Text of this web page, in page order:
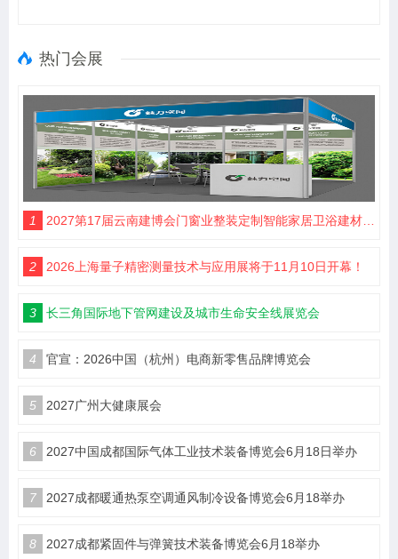
热门会展
1 2027第17届云南建博会门窗业整装定制智能家居卫浴建材展会
2 2026上海量子精密测量技术与应用展将于11月10日开幕！
3 长三角国际地下管网建设及城市生命安全线展览会
4 官宣：2026中国（杭州）电商新零售品牌博览会
5 2027广州大健康展会
6 2027中国成都国际气体工业技术装备博览会6月18日举办
7 2027成都暖通热泵空调通风制冷设备博览会6月18举办
8 2027成都紧固件与弹簧技术装备博览会6月18举办